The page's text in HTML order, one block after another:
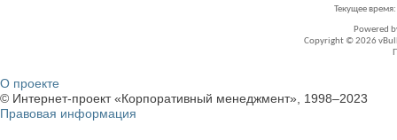
Текущее время:
Powered
Copyright © 2026
О проекте
© Интернет-проект «Корпоративный менеджмент», 1998–2023
Правовая информация